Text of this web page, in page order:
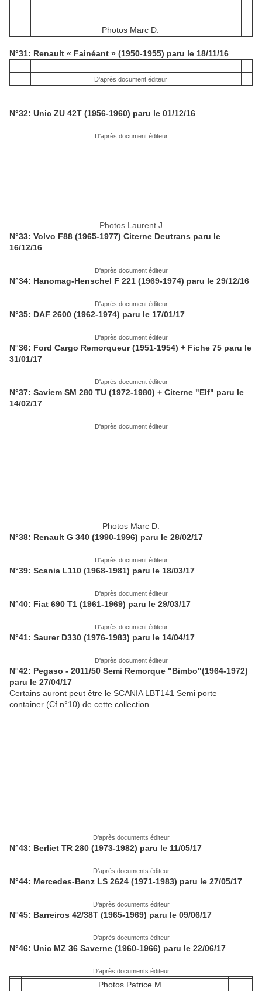
Photos Marc D.
N°31: Renault « Fainéant » (1950-1955) paru le 18/11/16
D'après document éditeur
N°32: Unic ZU 42T (1956-1960) paru le 01/12/16
D'après document éditeur
Photos Laurent J
N°33: Volvo F88 (1965-1977) Citerne Deutrans paru le
16/12/16
D'après document éditeur
N°34: Hanomag-Henschel F 221 (1969-1974) paru le 29/12/16
D'après document éditeur
N°35: DAF 2600 (1962-1974) paru le 17/01/17
D'après document éditeur
N°36: Ford Cargo Remorqueur (1951-1954) + Fiche 75 paru le
31/01/17
D'après document éditeur
N°37: Saviem SM 280 TU (1972-1980) + Citerne "Elf" paru le
14/02/17
D'après document éditeur
Photos Marc D.
N°38: Renault G 340 (1990-1996) paru le 28/02/17
D'après document éditeur
N°39: Scania L110 (1968-1981) paru le 18/03/17
D'après document éditeur
N°40: Fiat 690 T1 (1961-1969) paru le 29/03/17
D'après document éditeur
N°41: Saurer D330 (1976-1983) paru le 14/04/17
D'après document éditeur
N°42: Pegaso - 2011/50 Semi Remorque "Bimbo"(1964-1972)
paru le 27/04/17
Certains auront peut être le SCANIA LBT141 Semi porte
container (Cf n°10) de cette collection
D'après documents éditeur
N°43: Berliet TR 280 (1973-1982) paru le 11/05/17
D'après documents éditeur
N°44: Mercedes-Benz LS 2624 (1971-1983) paru le 27/05/17
D'après documents éditeur
N°45: Barreiros 42/38T (1965-1969) paru le 09/06/17
D'après documents éditeur
N°46: Unic MZ 36 Saverne (1960-1966) paru le 22/06/17
D'après documents éditeur
Photos Patrice M.